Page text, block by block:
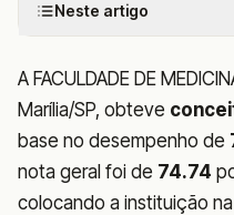
Neste artigo
A FACULDADE DE
Marília/SP, obteve
base no desempenho de
nota geral foi de 74.74
colocando a instituição na